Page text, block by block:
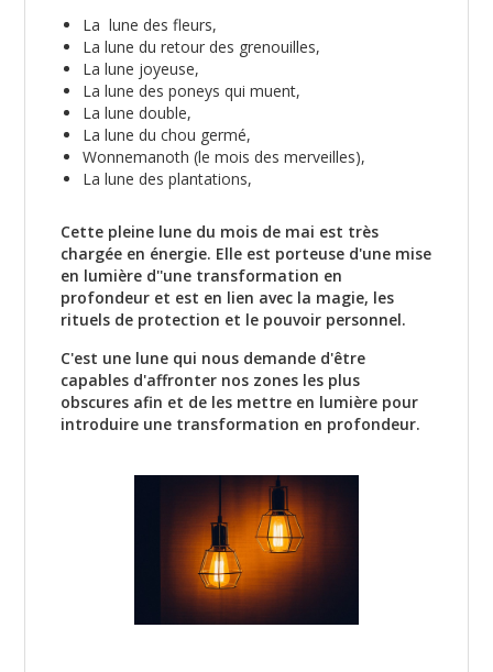
La lune des fleurs,
La lune du retour des grenouilles,
La lune joyeuse,
La lune des poneys qui muent,
La lune double,
La lune du chou germé,
Wonnemanoth (le mois des merveilles),
La lune des plantations,
Cette pleine lune du mois de mai est très
chargée en énergie. Elle est porteuse d'une mise
en lumière d''une transformation en
profondeur et est en lien avec la magie, les
rituels de protection et le pouvoir personnel.
C'est une lune qui nous demande d'être
capables d'affronter nos zones les plus
obscures afin et de les mettre en lumière pour
introduire une transformation en profondeur.